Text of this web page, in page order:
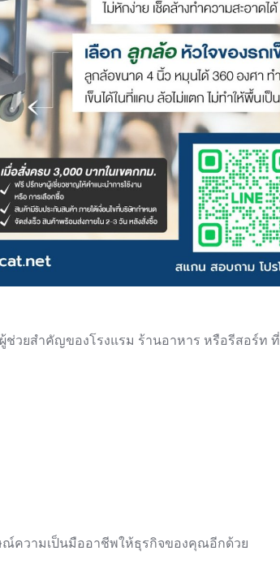
ผู้ช่วยสำคัญของโรงแรม ร้านอาหาร หรือรีสอร์ท ที่
ษณ์ความเป็นมืออาชีพให้ธุรกิจของคุณอีกด้วย